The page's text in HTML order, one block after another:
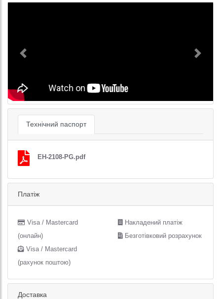
Previous Next
Технічний паспорт
EH-2108-PG.pdf
Платіж
Visa / Mastercard
(онлайн)
Visa / Mastercard
(рахунок поштою)
Накладений платіж
Безготівковий розрахунок
Доставка